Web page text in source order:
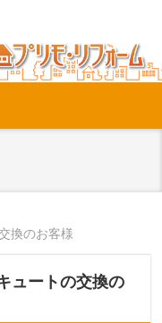
換のお客様
ュートの交換の